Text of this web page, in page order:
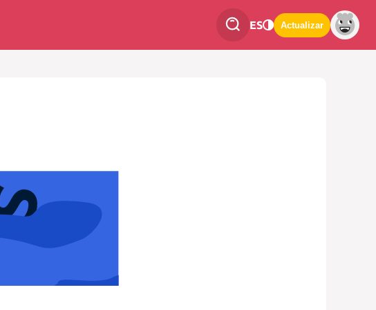
ES Actualizar